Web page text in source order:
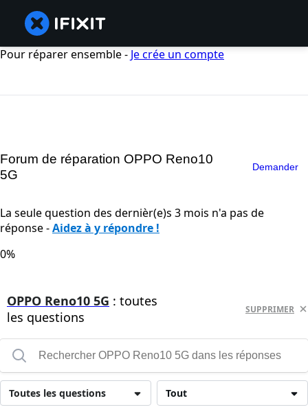
Pour réparer ensemble - Je crée un compte
Forum de réparation OPPO Reno10
5G
Demander
La seule question des dernièr(e)s 3 mois n'a pas de
réponse -Aidez à y répondre !
0%
OPPO Reno10 5G : toutes
les questions
SUPPRIMER
Tout
Toutes les questions